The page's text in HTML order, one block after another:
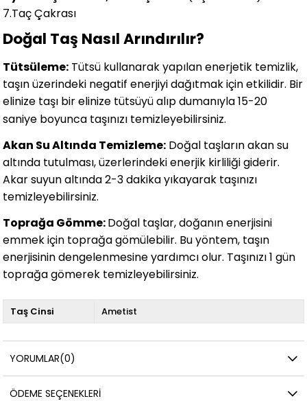
7.Taç Çakrası
Doğal Taş Nasıl Arındırılır?
Tütsüleme: Tütsü kullanarak yapılan enerjetik temizlik,
taşın üzerindeki negatif enerjiyi dağıtmak için etkilidir. Bir
elinize taşı bir elinize tütsüyü alıp dumanıyla 15-20
saniye boyunca taşınızı temizleyebilirsiniz.
Akan Su Altında Temizleme: Doğal taşların akan su
altında tutulması, üzerlerindeki enerjik kirliliği giderir.
Akar suyun altında 2-3 dakika yıkayarak taşınızı
temizleyebilirsiniz.
Toprağa Gömme:Doğal taşlar, doğanın enerjisini
emmek için toprağa gömülebilir. Bu yöntem, taşın
enerjisinin dengelenmesine yardımcı olur. Taşınızı 1 gün
toprağa gömerek temizleyebilirsiniz.
Taş Cinsi Ametist
YORUMLAR(0)
ÖDEME SEÇENEKLERI